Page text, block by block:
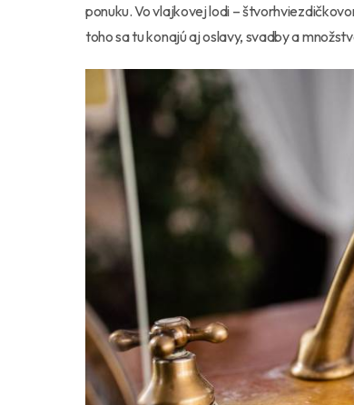
ponuku. Vo vlajkovej lodi –
toho sa tu konajú aj oslavy, svadby a